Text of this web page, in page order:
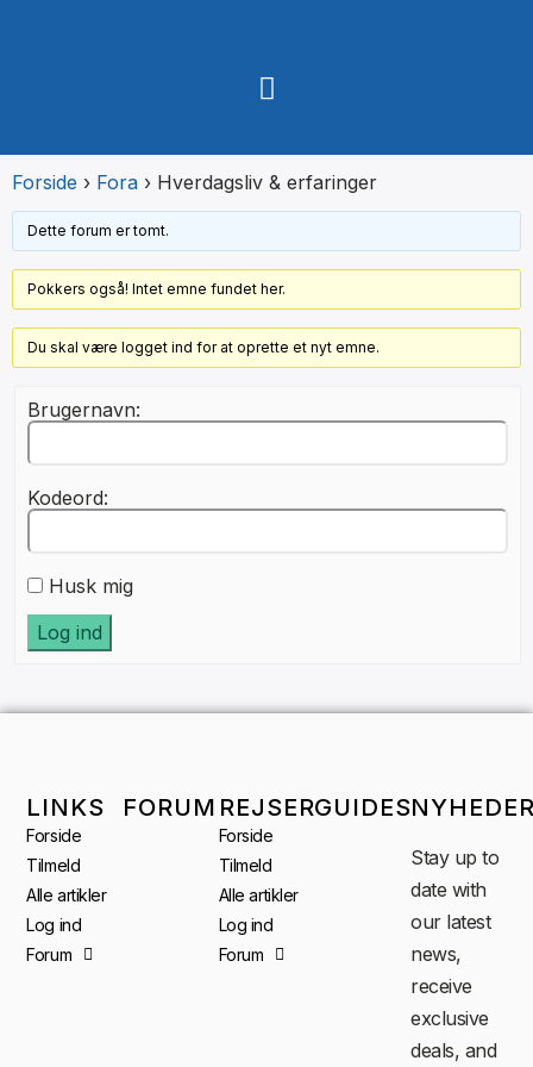
Forside › Fora › Hverdagsliv & erfaringer
Dette forum er tomt.
Pokkers også! Intet emne fundet her.
Du skal være logget ind for at oprette et nyt emne.
Brugernavn:
Kodeord:
Husk mig
Log ind
LINKS
Forside
Tilmeld
Alle artikler
Log ind
Forum
FORUM REJSER
Forside
Tilmeld
Alle artikler
Log ind
Forum
GUIDES
Stay up to
date with
our latest
news,
receive
exclusive
deals, and